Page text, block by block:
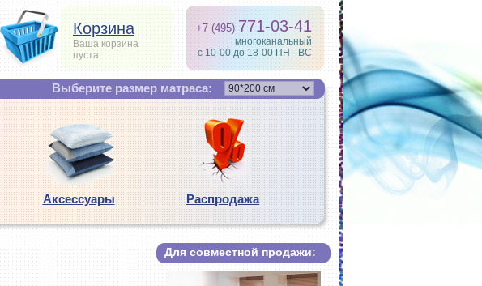
Корзина
Ваша корзина
пуста.
+7 (495) 771-03-41
многоканальный
с 10-00 до 18-00 ПН - ВС
Выберите размер матраса:
Аксессуары Распродажа
Для совместной продажи: